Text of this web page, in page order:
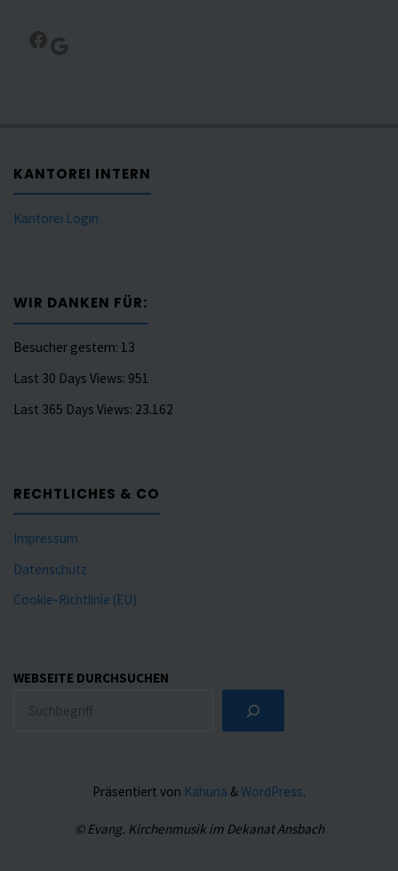
Facebook
Google
KANTOREI INTERN
Kantorei Login
WIR DANKEN FÜR:
Besucher gestern: 13
Last 30 Days Views: 951
Last 365 Days Views: 23.162
RECHTLICHES & CO
Impressum
Datenschutz
Cookie-Richtlinie (EU)
WEBSEITE DURCHSUCHEN
Präsentiert von Kahuna &WordPress.
© Evang. Kirchenmusik im Dekanat Ansbach